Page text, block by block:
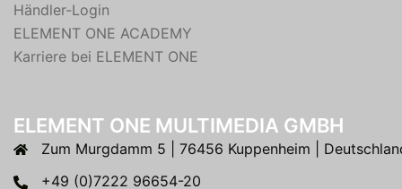
Händler-Login
ELEMENT ONE ACADEMY
Karriere bei ELEMENT ONE
ELEMENT ONE MULTIMEDIA GMBH
Zum Murgdamm 5 | 76456 Kuppenheim |
+49 (0)7222 96654-20